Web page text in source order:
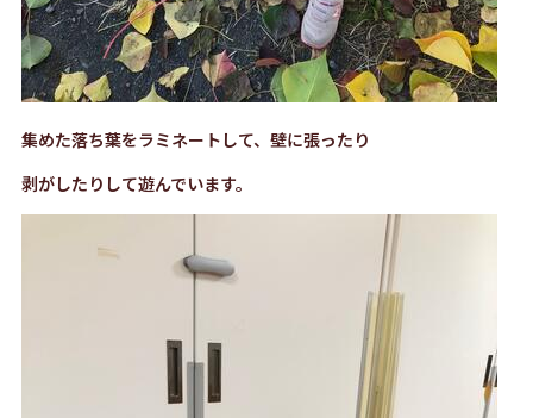
集めた落ち葉をラミネートして、壁に張ったり
剥がしたりして遊んでいます。